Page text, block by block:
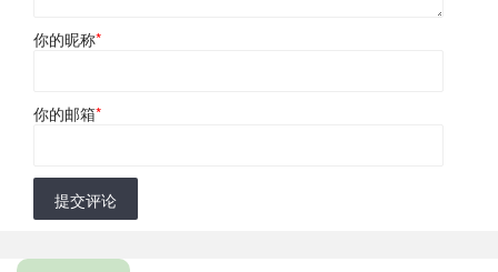
你的昵称*
你的邮箱*
提交评论